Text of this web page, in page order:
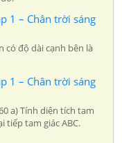
1 – Chân trời sáng
có độ dài cạnh bên là
1 – Chân trời sáng
a) Tính diện tích tam
tiếp tam giác ABC.